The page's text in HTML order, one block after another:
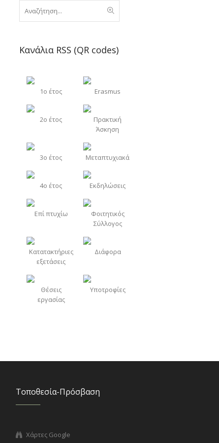
Κανάλια RSS (QR codes)
1o έτος Erasmus
2o έτος
Πρακτική
Άσκηση
3o έτος Μεταπτυχιακά
4o έτος Εκδηλώσεις
Επί πτυχίω
Φοιτητικός
Σύλλογος
Κατατακτήριες
εξετάσεις
Διάφορα
Θέσεις
εργασίας
Υποτροφίες
Τοποθεσία-Πρόσβαση
Χάρτες Google